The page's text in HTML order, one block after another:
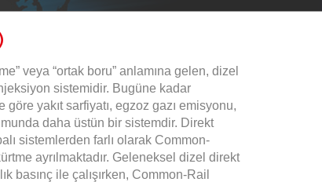
veya “ortak boru” anlamına gelen, dizel
sistemidir. Bugüne kadar
göre yakıt sarfiyatı, egzoz gazı emisyonu,
daha üstün bir sistemdir. Direkt
sistemlerden farlı olarak Common-
ayrılmaktadır. Geleneksel dizel direkt
basınç ile çalışırken, Common-Rail